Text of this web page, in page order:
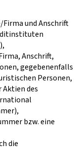
Firma und Anschrift
Anschrift,
gegebenenfalls
Personen,
Aktien des
bzw. eine
die